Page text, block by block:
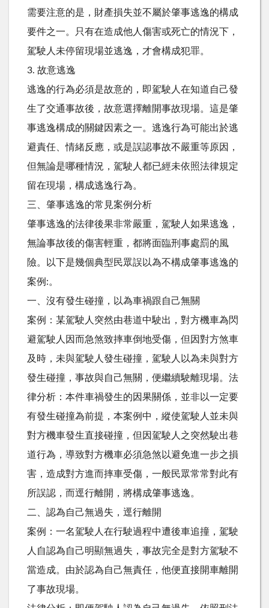
需要注意的是，財產損失並不屬於肇事逃逸的構成
要件之一。只有在造成他人傷害或死亡的情況下，
駕駛人未停留現場並逃逸，才會構成犯罪。
3. 故意逃逸
逃逸的行為必須是故意的，即駕駛人在知道自己發
生了交通事故後，故意選擇離開事故現場。這是肇
事逃逸構成的關鍵因素之一。逃逸行為可能出於逃
避責任、情緒反應，或是誤認事故不嚴重等原因，
但無論是哪種情況，駕駛人都已經未依照法律規定
留在現場，構成逃逸行為。
三、肇事逃逸的常見案例分析
肇事逃逸的法律後果非常嚴重，駕駛人如果逃逸，
無論事故後的傷害輕重，都將面臨刑事處罰的風
險。以下是幾個典型民眾誤以為不構成肇事逃逸的
案例:。
一、沒有發生碰撞，以為車禍跟自己無關
案例：某駕駛人突然由巷道中駛出，對方機車為閃
避駕駛人因而急煞致摔車倒地受傷，但因對方煞車
及時，未與駕駛人發生碰撞，駕駛人以為未與對方
發生碰撞，事故與自己無關，便繼續駛離現場。法
律分析：本件車禍發生的因果關係，並非以一定要
有發生碰撞為前提，本案例中，縱使駕駛人並未與
對方機車發生直接碰撞，但因駕駛人之突然駛出巷
道行為，導致對方機車必須急煞以避免進一步之損
害，造成對方進而摔車受傷，一般民眾常常對此有
所誤認，而逕行離開，將構成肇事逃逸。
二、認為自己無過失，逕行離開
案例：一名駕駛人在行駛過程中遭後車追撞，駕駛
人自認為自己明顯無過失，事故完全是對方駕駛不
當造成。由於認為自己無責任，他便直接開車離開
了事故現場。